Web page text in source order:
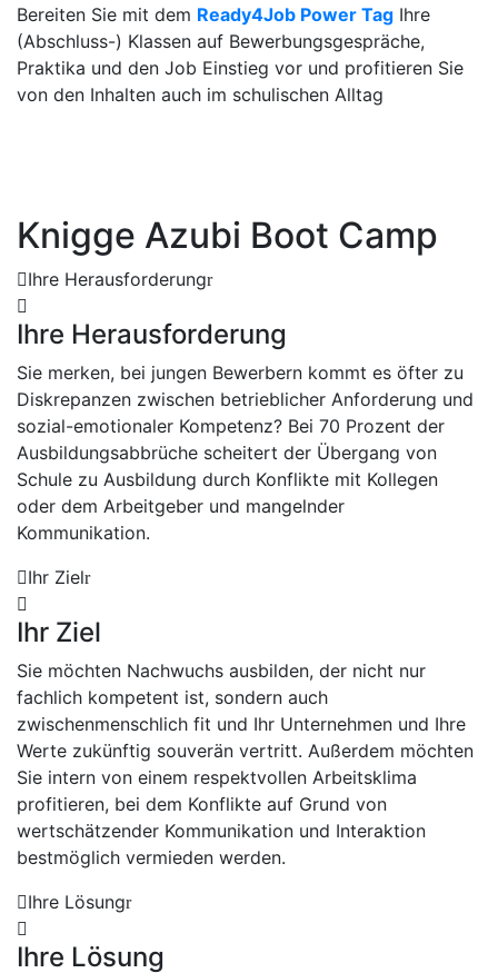
Bereiten Sie mit dem Ready4Job Power Tag Ihre
(Abschluss-) Klassen auf Bewerbungsgespräche,
Praktika und den Job Einstieg vor und profitieren Sie
von den Inhalten auch im schulischen Alltag
Knigge Azubi Boot Camp
Ihre Herausforderung
Ihre Herausforderung
Sie merken, bei jungen Bewerbern kommt es öfter zu
Diskrepanzen zwischen betrieblicher Anforderung und
sozial-emotionaler Kompetenz? Bei 70 Prozent der
Ausbildungsabbrüche scheitert der Übergang von
Schule zu Ausbildung durch Konflikte mit Kollegen
oder dem Arbeitgeber und mangelnder
Kommunikation.
Ihr Ziel
Ihr Ziel
Sie möchten Nachwuchs ausbilden, der nicht nur
fachlich kompetent ist, sondern auch
zwischenmenschlich fit und Ihr Unternehmen und Ihre
Werte zukünftig souverän vertritt. Außerdem möchten
Sie intern von einem respektvollen Arbeitsklima
profitieren, bei dem Konflikte auf Grund von
wertschätzender Kommunikation und Interaktion
bestmöglich vermieden werden.
Ihre Lösung
Ihre Lösung